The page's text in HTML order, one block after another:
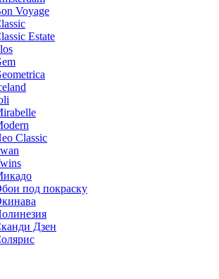
Voyage
Estate
Classic
под покраску
Дзен